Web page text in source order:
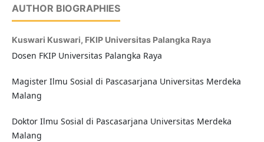
AUTHOR BIOGRAPHIES
Kuswari Kuswari, FKIP Universitas Palangka Raya
Dosen FKIP Universitas Palangka Raya
Magister Ilmu Sosial di Pascasarjana Universitas Merdeka
Malang
Doktor Ilmu Sosial di Pascasarjana Universitas Merdeka
Malang